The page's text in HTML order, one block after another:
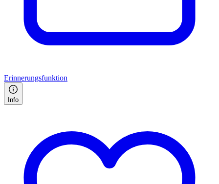
Erinnerungsfunktion
Info